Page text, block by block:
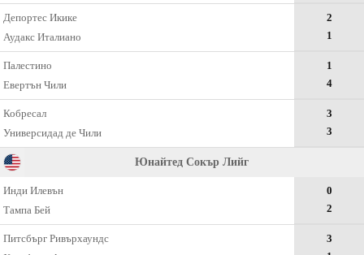
Депортес Икике
Аудакс Италиано
2
1
Палестино
Евертън Чили
1
4
Кобресал
Универсидад де Чили
3
3
Юнайтед Сокър Лийг
Инди Илевън
Тампа Бей
0
2
Питсбърг Ривърхаундс
3